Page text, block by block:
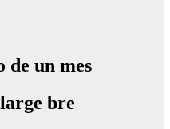
de un mes
bre